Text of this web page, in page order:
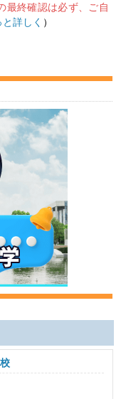
最終確認は必ず、ご自
と詳しく ）